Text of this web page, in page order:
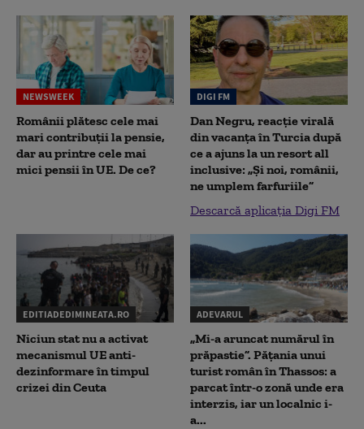
NEWSWEEK
Românii plătesc cele mai
mari contribuții la pensie,
dar au printre cele mai
mici pensii în UE. De ce?
DIGI FM
Dan Negru, reacție virală
din vacanța în Turcia după
ce a ajuns la un resort all
inclusive: „Și noi, românii,
ne umplem farfuriile”
Descarcă aplicația Digi FM
EDITIADEDIMINEATA.RO
Niciun stat nu a activat
mecanismul UE anti-
dezinformare în timpul
crizei din Ceuta
ADEVARUL
„Mi-a aruncat numărul în
prăpastie”. Pățania unui
turist român în Thassos: a
parcat într-o zonă unde era
interzis, iar un localnic i-
a...